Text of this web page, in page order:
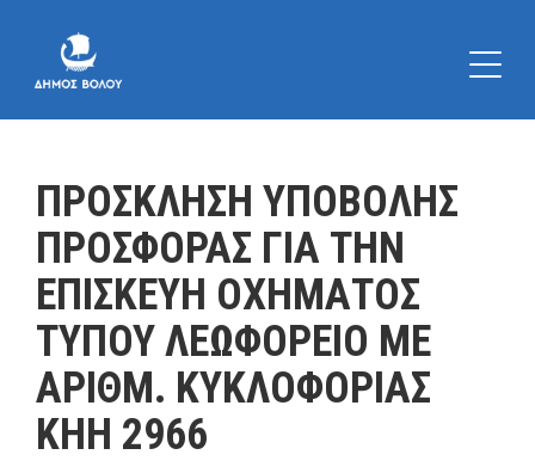
ΠΡΟΣΚΛΗΣΗ ΥΠΟΒΟΛΗΣ
ΠΡΟΣΦΟΡΑΣ ΓΙΑ ΤΗΝ
ΕΠΙΣΚΕΥΗ ΟΧΗΜΑΤΟΣ
ΤΥΠΟΥ ΛΕΩΦΟΡΕΙΟ ΜΕ
ΑΡΙΘΜ. ΚΥΚΛΟΦΟΡΙΑΣ
ΚΗΗ 2966